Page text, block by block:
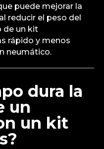
puede mejorar la
reducir el peso del
de un kit
rápido y menos
neumático.
dura la
un
un kit